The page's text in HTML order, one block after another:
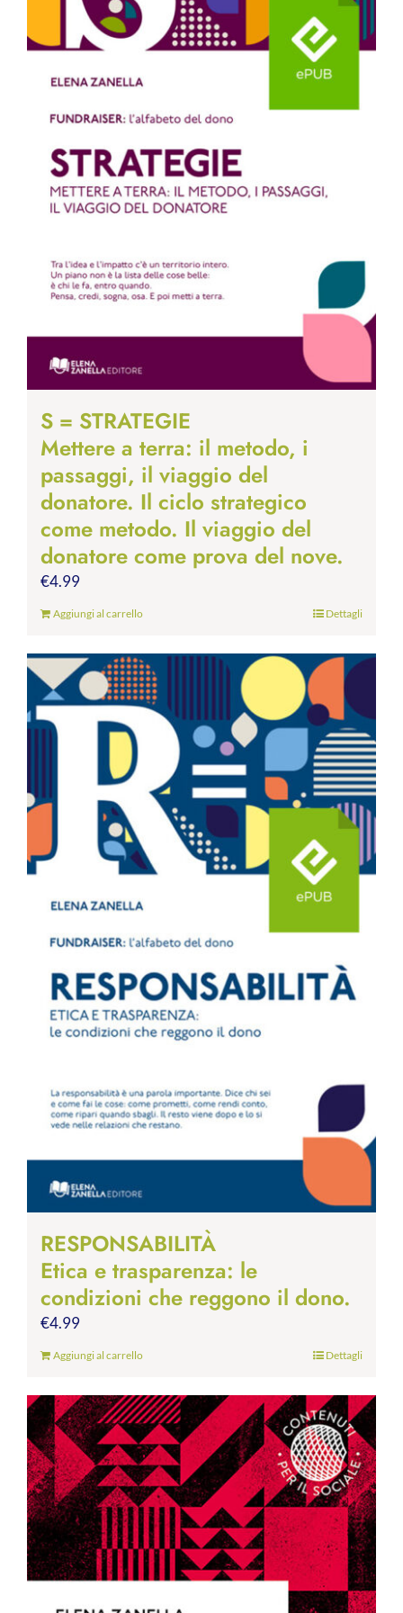
S = STRATEGIE
Mettere a terra: il metodo, i
passaggi, il viaggio del
donatore. Il ciclo strategico
come metodo. Il viaggio del
donatore come prova del nove.
€4.99
Aggiungi al carrello Dettagli
RESPONSABILITÀ
Etica e trasparenza: le
condizioni che reggono il dono.
€4.99
Aggiungi al carrello Dettagli